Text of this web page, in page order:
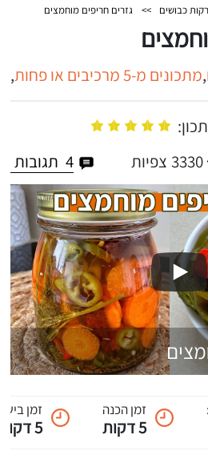
כבושים >> גזרים חריפים מוחמצים
,מתכונים מ-5 מרכיבים או פחות ,
3330 צפיות 4 תגובות
זמן הכנה
5 דקות
זמן
5 דקות